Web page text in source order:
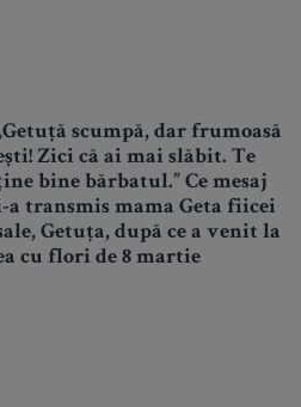
scumpă, dar frumoasă
Zici că ai mai slăbit. Te
bine bărbatul.” Ce mesaj
a transmis mama Geta fiicei
Getuța, după ce a venit la
cu flori de 8 martie